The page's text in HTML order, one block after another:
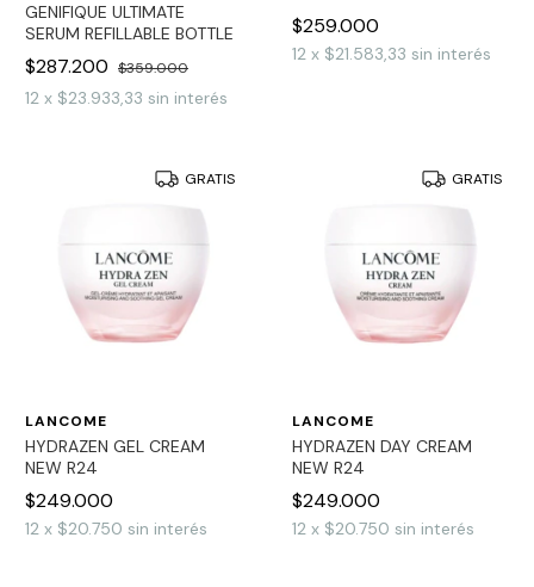
GENIFIQUE ULTIMATE
SERUM REFILLABLE BOTTLE
$287.200 $359.000
12 x $23.933,33 sin interés
$259.000
12 x $21.583,33 sin interés
GRATIS
LANCOME
HYDRAZEN GEL CREAM
NEW R24
$249.000
12 x $20.750 sin interés
GRATIS
LANCOME
HYDRAZEN DAY CREAM
NEW R24
$249.000
12 x $20.750 sin interés